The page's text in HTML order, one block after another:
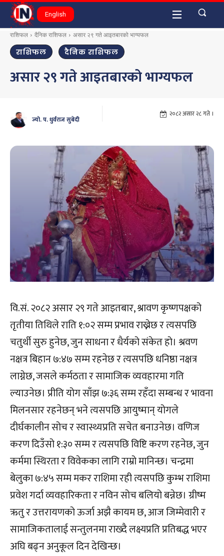
English
राशिफल दैनिक राशिफल असार २९ गते आइतबारको भाग्यफल
राशिफल दैनिक राशिफल
असार २९ गते आइतबारको भाग्यफल
ज्यो. प. धुर्वराज सुबेदी
२०८२ असार २८ गते ।
वि.सं. २०८२ असार २९ गते आइतबार, श्रावण कृष्णपक्षको
तृतीया तिथिले राति १:०२ सम्म प्रभाव राख्नेछ र त्यसपछि
चतुर्थी सुरु हुनेछ, जुन साधना र धैर्यको संकेत हो। श्रवण
नक्षत्र बिहान ७:४७ सम्म रहनेछ र त्यसपछि धनिष्ठा नक्षत्र
लाग्नेछ, जसले कर्मठता र सामाजिक व्यवहारमा गति
ल्याउनेछ। प्रीति योग साँझ ७:३६ सम्म रहँदा सम्बन्ध र भावना
मिलनसार रहनेछन् भने त्यसपछि आयुष्मान् योगले
दीर्घकालीन सोच र स्वास्थ्यप्रति सचेत बनाउनेछ। वणिज
करण दिउँसो १:३० सम्म र त्यसपछि विष्टि करण रहनेछ, जुन
कर्ममा स्थिरता र विवेकका लागि राम्रो मानिन्छ। चन्द्रमा
बेलुका ७:४५ सम्म मकर राशिमा रही त्यसपछि कुम्भ राशिमा
प्रवेश गर्दा व्यवहारिकता र नविन सोच बलियो बन्नेछ। ग्रीष्म
ऋतु र उत्तरायणको ऊर्जा अझै कायम छ, आज जिम्मेवारी र
सामाजिकतालाई सन्तुलनमा राख्दै लक्ष्यप्रति प्रतिबद्ध भएर
अघि बढ्न अनुकूल दिन देखिन्छ।